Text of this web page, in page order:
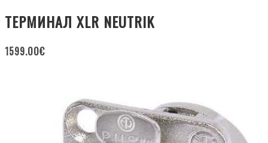
ТЕРМИНАЛ XLR NEUTRIK
1599.00€